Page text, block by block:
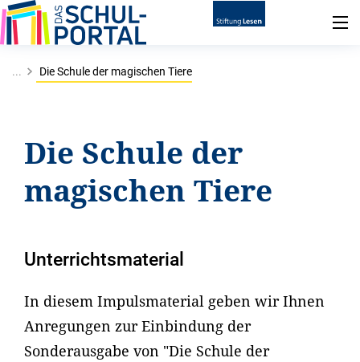
... Die Schule der magischen Tiere
Die Schule der
magischen Tiere
Unterrichtsmaterial
In diesem Impulsmaterial geben wir Ihnen
Anregungen zur Einbindung der
Sonderausgabe von "Die Schule der